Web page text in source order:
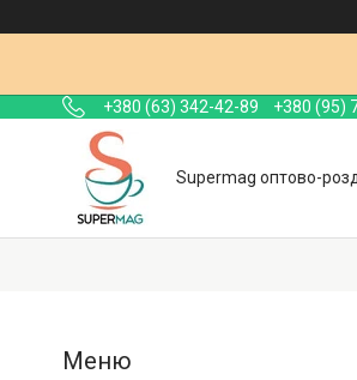
+380 (63) 342-42-89 +380 (95)
Supermag оптово-